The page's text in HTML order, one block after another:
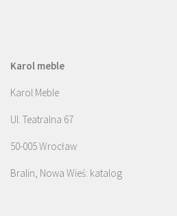
Karol meble
Karol Meble
Ul. Teatralna 67
50-005 Wrocław
Bralin, Nowa Wieś: katalog